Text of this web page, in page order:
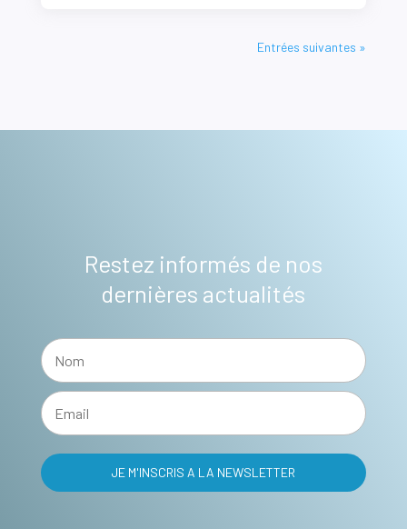
Entrées suivantes »
Restez informés de nos
dernières actualités